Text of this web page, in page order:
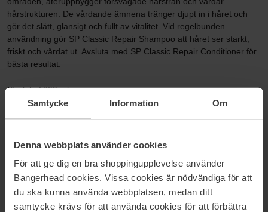
Samtycke Information Om
Denna webbplats använder cookies
För att ge dig en bra shoppingupplevelse använder
Bangerhead cookies. Vissa cookies är nödvändiga för att
du ska kunna använda webbplatsen, medan ditt
samtycke krävs för att använda cookies för att förbättra
hårstrukturen. De vårdande ämnena tränger djupt in i håret och
gör det slätt, glansigt och fullt av vitalitet. Vid regelbunden
användning gör SP Classic Repair Shampoo att håret ser starkt,
friskt och vårdat ut. Avsluta med SP Classic Repair Conditioner för
bästa resultat.
Storlek: 1000 ml
Hårvård
Schampo & Balsam
Schampo
SP Repair Shampoo